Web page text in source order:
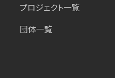
プロジェクト一覧
団体一覧